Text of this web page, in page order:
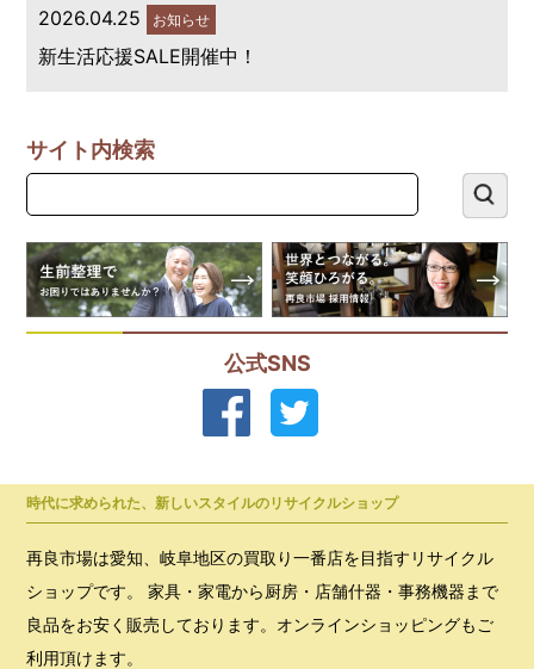
2026.04.25 お知らせ
新生活応援SALE開催中！
サイト内検索
公式SNS
時代に求められた、新しいスタイルのリサイクルショップ
再良市場は愛知、岐阜地区の買取り一番店を目指すリサイクル
ショップです。 家具・家電から厨房・店舗什器・事務機器まで
良品をお安く販売しております。オンラインショッピングもご
利用頂けます。